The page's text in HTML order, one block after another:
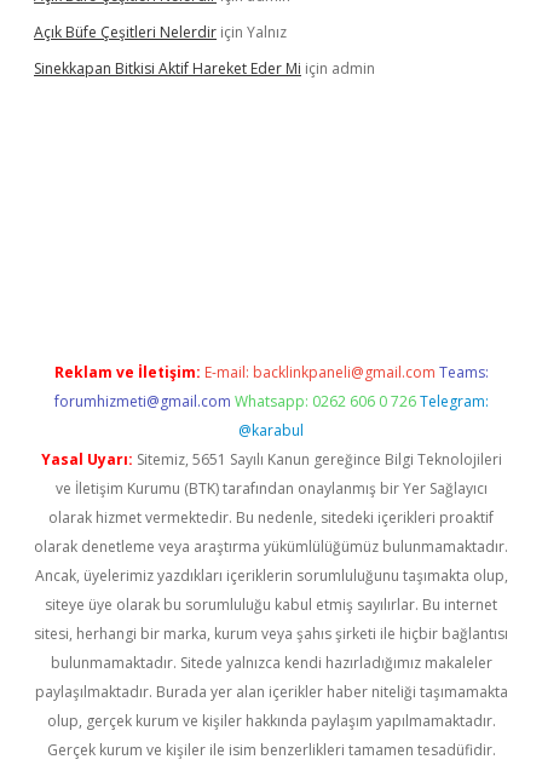
Açık Büfe Çeşitleri Nelerdir için Yalnız
Sinekkapan Bitkisi Aktif Hareket Eder Mi için admin
Reklam ve İletişim: E-mail: backlinkpaneli@gmail.com Teams:
forumhizmeti@gmail.com Whatsapp: 0262 606 0 726 Telegram:
@karabul
Yasal Uyarı: Sitemiz, 5651 Sayılı Kanun gereğince Bilgi Teknolojileri
ve İletişim Kurumu (BTK) tarafından onaylanmış bir Yer Sağlayıcı
olarak hizmet vermektedir. Bu nedenle, sitedeki içerikleri proaktif
olarak denetleme veya araştırma yükümlülüğümüz bulunmamaktadır.
Ancak, üyelerimiz yazdıkları içeriklerin sorumluluğunu taşımakta olup,
siteye üye olarak bu sorumluluğu kabul etmiş sayılırlar. Bu internet
sitesi, herhangi bir marka, kurum veya şahıs şirketi ile hiçbir bağlantısı
bulunmamaktadır. Sitede yalnızca kendi hazırladığımız makaleler
paylaşılmaktadır. Burada yer alan içerikler haber niteliği taşımamakta
olup, gerçek kurum ve kişiler hakkında paylaşım yapılmamaktadır.
Gerçek kurum ve kişiler ile isim benzerlikleri tamamen tesadüfidir.